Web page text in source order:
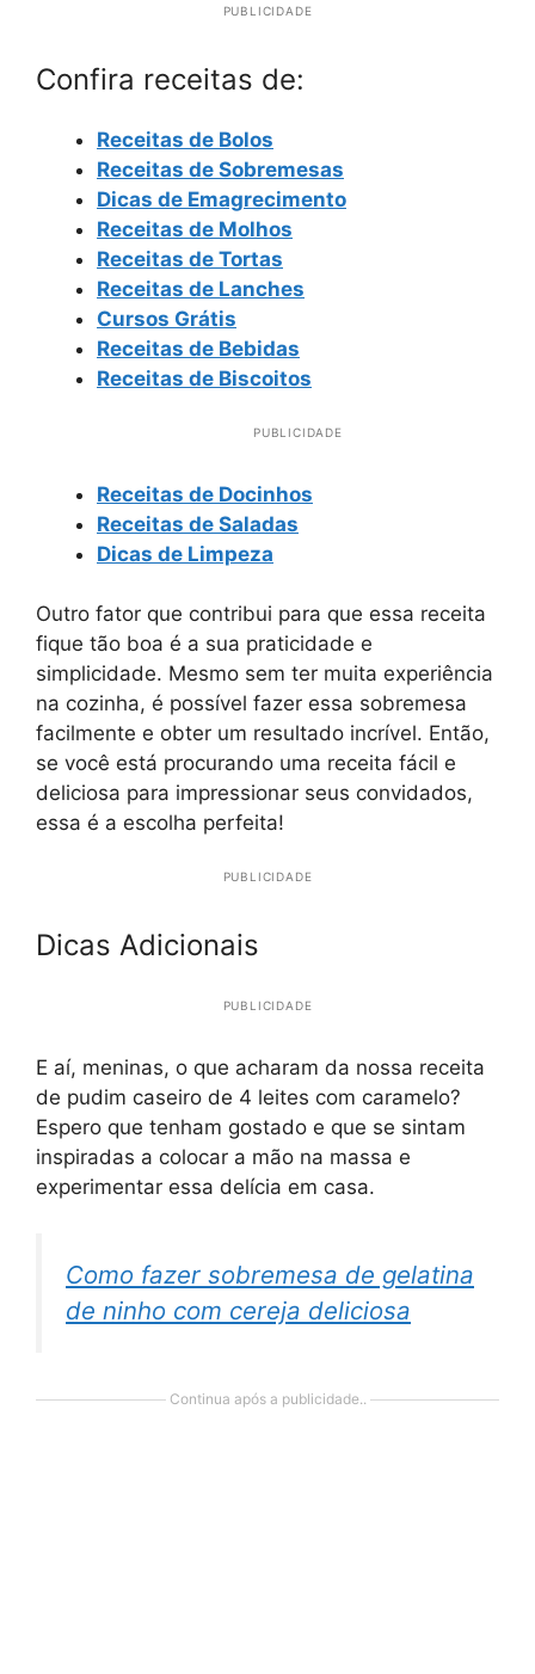
PUBLICIDADE
Confira receitas de:
Receitas de Bolos
Receitas de Sobremesas
Dicas de Emagrecimento
Receitas de Molhos
Receitas de Tortas
Receitas de Lanches
Cursos Grátis
Receitas de Bebidas
Receitas de Biscoitos
PUBLICIDADE
Receitas de Docinhos
Receitas de Saladas
Dicas de Limpeza
Outro fator que contribui para que essa receita
fique tão boa é a sua praticidade e
simplicidade. Mesmo sem ter muita experiência
na cozinha, é possível fazer essa sobremesa
facilmente e obter um resultado incrível. Então,
se você está procurando uma receita fácil e
deliciosa para impressionar seus convidados,
essa é a escolha perfeita!
PUBLICIDADE
Dicas Adicionais
PUBLICIDADE
E aí, meninas, o que acharam da nossa receita
de pudim caseiro de 4 leites com caramelo?
Espero que tenham gostado e que se sintam
inspiradas a colocar a mão na massa e
experimentar essa delícia em casa.
Como fazer sobremesa de gelatina
de ninho com cereja deliciosa
Continua após a publicidade..